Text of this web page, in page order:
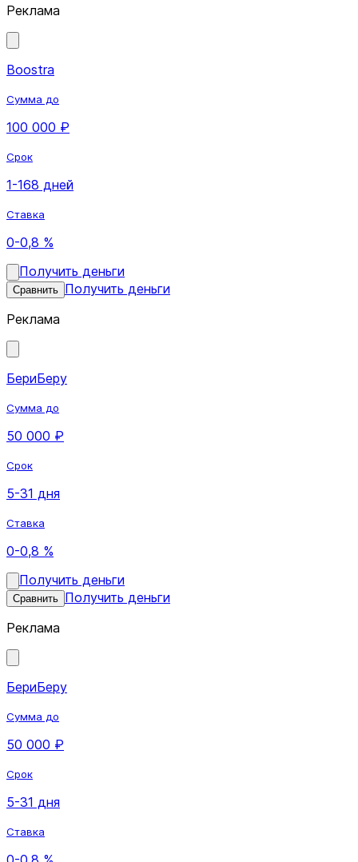
Реклама
Boostra
Сумма до
100 000 ₽
Срок
1-168 дней
Ставка
0-0,8 %
Получить деньги
Сравнить Получить деньги
Реклама
БериБеру
Сумма до
50 000 ₽
Срок
5-31 дня
Ставка
0-0,8 %
Получить деньги
Сравнить Получить деньги
Реклама
БериБеру
Сумма до
50 000 ₽
Срок
5-31 дня
Ставка